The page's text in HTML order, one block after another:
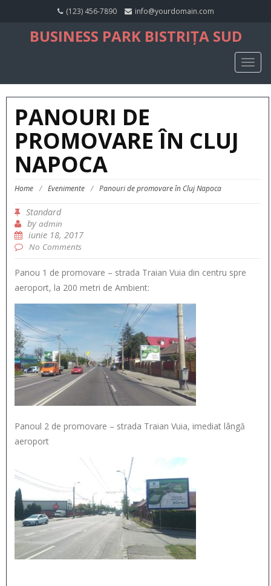
(123) 456-7890 info@yourdomain.com
BUSINESS PARK BISTRIȚA SUD
PANOURI DE
PROMOVARE ÎN CLUJ
NAPOCA
Home / Evenimente / Panouri de promovare în Cluj Napoca
Standard
by admin
iunie 18, 2017
No Comments
Panou 1 de promovare – strada Traian Vuia din centru spre
aeroport, la 200 metri de Ambient:
Panoul 2 de promovare – strada Traian Vuia, imediat lângă
aeroport